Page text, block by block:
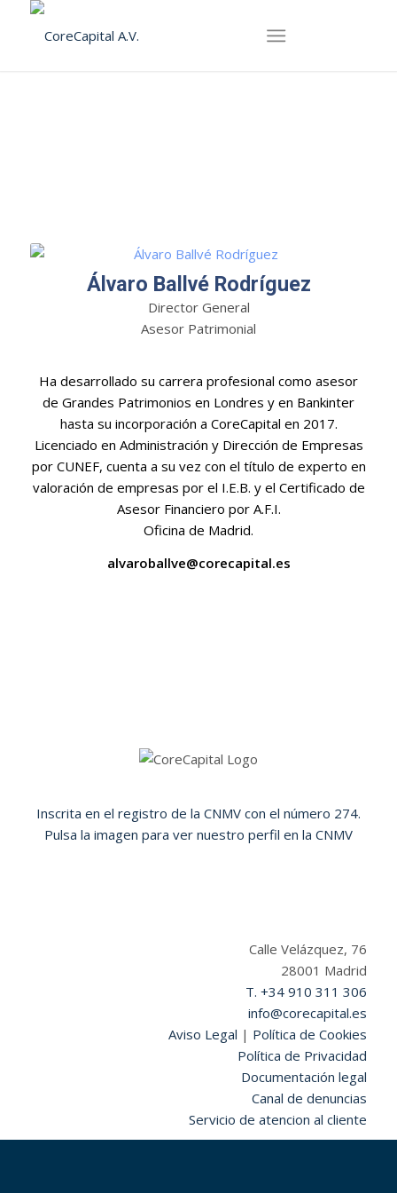
Álvaro Ballvé Rodríguez
Director General
Asesor Patrimonial
Ha desarrollado su carrera profesional como asesor
de Grandes Patrimonios en Londres y en Bankinter
hasta su incorporación a CoreCapital en 2017.
Licenciado en Administración y Dirección de Empresas
por CUNEF, cuenta a su vez con el título de experto en
valoración de empresas por el I.E.B. y el Certificado de
Asesor Financiero por A.F.I.
Oficina de Madrid.
alvaroballve@corecapital.es
Inscrita en el registro de la CNMV con el número 274.
Pulsa la imagen para ver nuestro perfil en la CNMV
Calle Velázquez, 76
28001 Madrid
T. +34 910 311 306
info@corecapital.es
Aviso Legal | Política de Cookies
Política de Privacidad
Documentación legal
Canal de denuncias
Servicio de atencion al cliente